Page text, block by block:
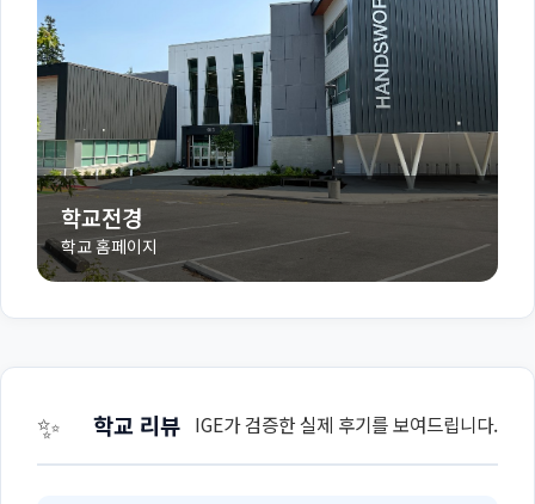
학교전경
학교 홈페이지
✨ 학교 리뷰 IGE가 검증한 실제 후기를 보여드립니다.